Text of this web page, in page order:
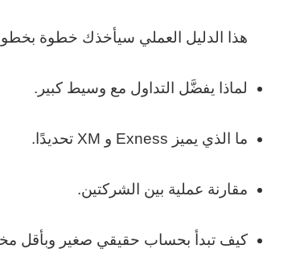
هذا الدليل العملي سيأخذك خطوة
لماذا يفضَّل التداول مع وسيط كبير.
ما الذي يميز Exness و XM تحديدًا.
مقارنة عملية بين الشركتين.
كيف تبدأ بحساب حقيقي صغير وبأقل